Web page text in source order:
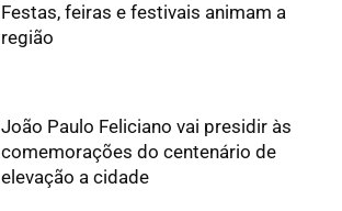
Festas, feiras e festivais animam a
região
João Paulo Feliciano vai presidir às
comemorações do centenário de
elevação a cidade